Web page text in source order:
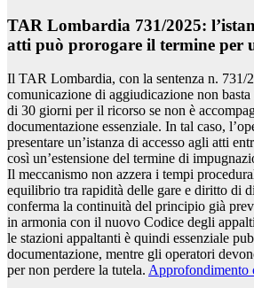
TAR Lombardia 731/2025:
atti può prorogare il termine per
Il TAR Lombardia, con la sentenza n. 731/
comunicazione di aggiudicazione non
di 30 giorni per il ricorso se non è
documentazione essenziale. In tal caso,
presentare un’istanza di accesso agli atti
così un’estensione del termine di
Il meccanismo non azzera i tempi
equilibrio tra rapidità delle gare e diritto di
conferma la continuità del principio già
in armonia con il nuovo Codice degli
le stazioni appaltanti è quindi essenziale
documentazione, mentre gli operatori
per non perdere la tutela. Approfondimento